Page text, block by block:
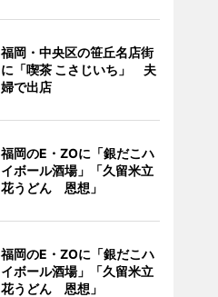
福岡・中央区の笹丘名店街
に「喫茶 こさじいち」 夫
婦で出店
福岡のE・ZOに「銀だこハ
イボール酒場」「久留米立
花うどん 恩想」
福岡のE・ZOに「銀だこハ
イボール酒場」「久留米立
花うどん 恩想」